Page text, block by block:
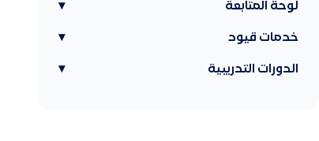
لوحة المتابعة ▾
خدمات قيود ▾
الدورات التدريبية ▾